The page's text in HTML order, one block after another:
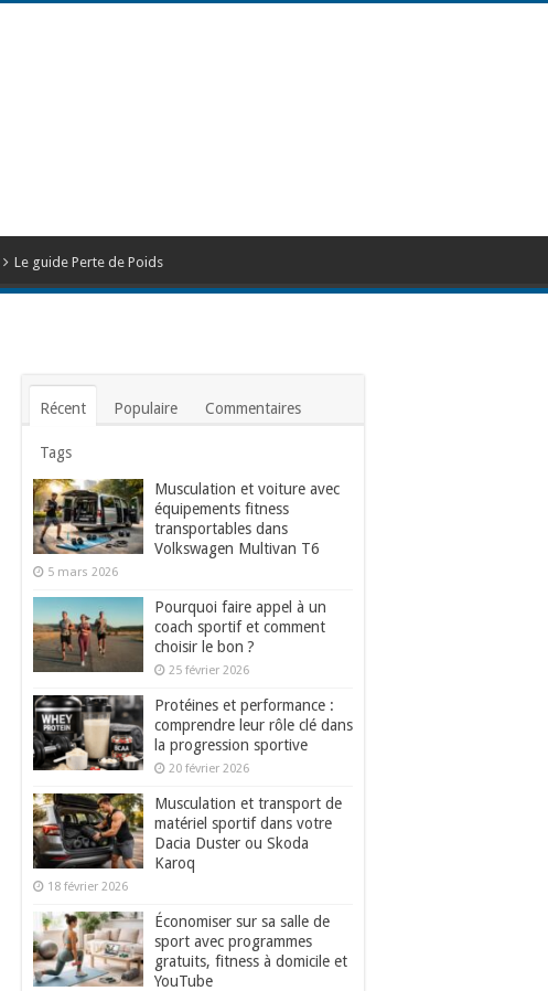
Le guide Perte de Poids
Récent Populaire Commentaires
Tags
Musculation et voiture avec
équipements fitness
transportables dans
Volkswagen Multivan T6
5 mars 2026
Pourquoi faire appel à un
coach sportif et comment
choisir le bon ?
25 février 2026
Protéines et performance :
comprendre leur rôle clé dans
la progression sportive
20 février 2026
Musculation et transport de
matériel sportif dans votre
Dacia Duster ou Skoda
Karoq
18 février 2026
Économiser sur sa salle de
sport avec programmes
gratuits, fitness à domicile et
YouTube